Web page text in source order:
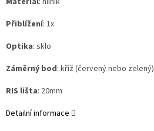
Přiblížení: 1x
Optika: sklo
Záměrný bod: kříž (červený nebo zelený)
RIS lišta: 20mm
Detailní informace